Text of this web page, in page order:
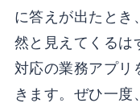
に答えが出たとき
然と見えてくるは
対応の業務アプリ
きます。ぜひ一度